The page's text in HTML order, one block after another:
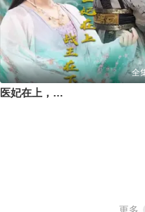
全
医妃在上，战王在下